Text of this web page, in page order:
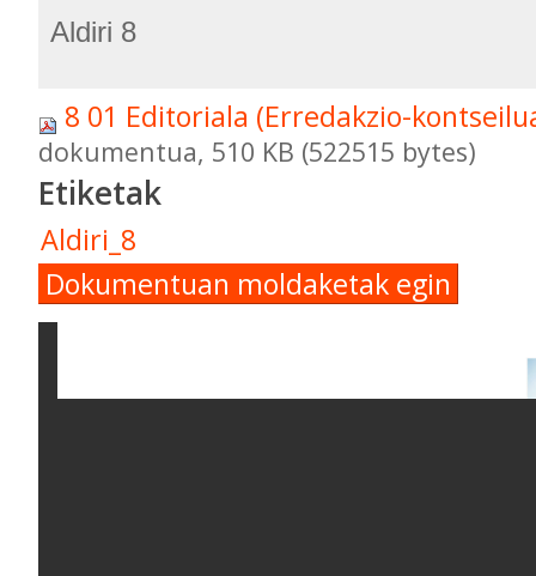
Aldiri 8
8 01 Editoriala (Erredakzio-
dokumentua, 510 KB (522515 bytes)
Etiketak
Aldiri_8
Dokumentuan moldaketak egin